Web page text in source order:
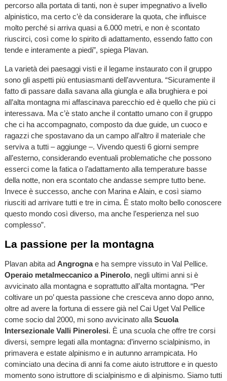
percorso alla portata di tanti, non è super impegnativo a livello
alpinistico, ma certo c’è da considerare la quota, che influisce
molto perché si arriva quasi a 6.000 metri, e non è scontato
riuscirci, così come lo spirito di adattamento, essendo fatto con
tende e interamente a piedi”, spiega Plavan.
La varietà dei paesaggi visti e il legame instaurato con il gruppo
sono gli aspetti più entusiasmanti dell’avventura. “Sicuramente il
fatto di passare dalla savana alla giungla e alla brughiera e poi
all’alta montagna mi affascinava parecchio ed è quello che più ci
interessava. Ma c’è stato anche il contatto umano con il gruppo
che ci ha accompagnato, composto da due guide, un cuoco e
ragazzi che spostavano da un campo all’altro il materiale che
serviva a tutti – aggiunge –. Vivendo questi 6 giorni sempre
all’esterno, considerando eventuali problematiche che possono
esserci come la fatica o l’adattamento alla temperature basse
della notte, non era scontato che andasse sempre tutto bene.
Invece è successo, anche con Marina e Alain, e così siamo
riusciti ad arrivare tutti e tre in cima. È stato molto bello conoscere
questo mondo così diverso, ma anche l’esperienza nel suo
complesso”.
La passione per la montagna
Plavan abita ad Angrognae ha sempre vissuto in Val Pellice.
Operaio metalmeccanico a Pinerolo, negli ultimi anni si è
avvicinato alla montagna e soprattutto all’alta montagna. “Per
coltivare un po’ questa passione che cresceva anno dopo anno,
oltre ad avere la fortuna di essere già nel Cai Uget Val Pellice
come socio dal 2000, mi sono avvicinato alla Scuola
Intersezionale Valli Pinerolesi. È una scuola che offre tre corsi
diversi, sempre legati alla montagna: d’inverno scialpinismo, in
primavera e estate alpinismo e in autunno arrampicata. Ho
cominciato una decina di anni fa come aiuto istruttore e in questo
momento sono istruttore di scialpinismo e di alpinismo. Siamo tutti